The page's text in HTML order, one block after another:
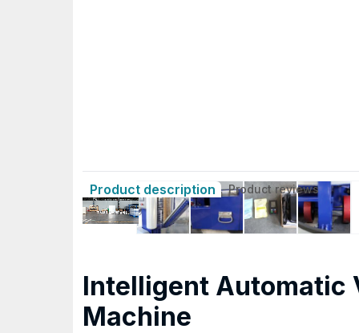
Product description Product reviews
Intelligent Automatic
Machine